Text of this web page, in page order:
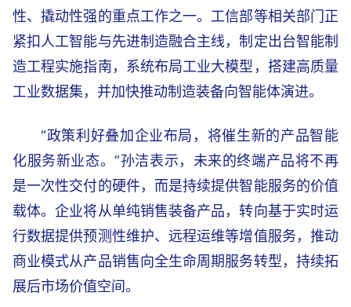
性、撬动性强的重点工作之一。工信部等相关部门正
紧扣人工智能与先进制造融合主线，制定出台智能制
造工程实施指南，系统布局工业大模型，搭建高质量
工业数据集，并加快推动制造装备向智能体演进。
“政策利好叠加企业布局，将催生新的产品智能
化服务新业态。”孙洁表示，未来的终端产品将不再
是一次性交付的硬件，而是持续提供智能服务的价值
载体。企业将从单纯销售装备产品，转向基于实时运
行数据提供预测性维护、远程运维等增值服务，推动
商业模式从产品销售向全生命周期服务转型，持续拓
展后市场价值空间。